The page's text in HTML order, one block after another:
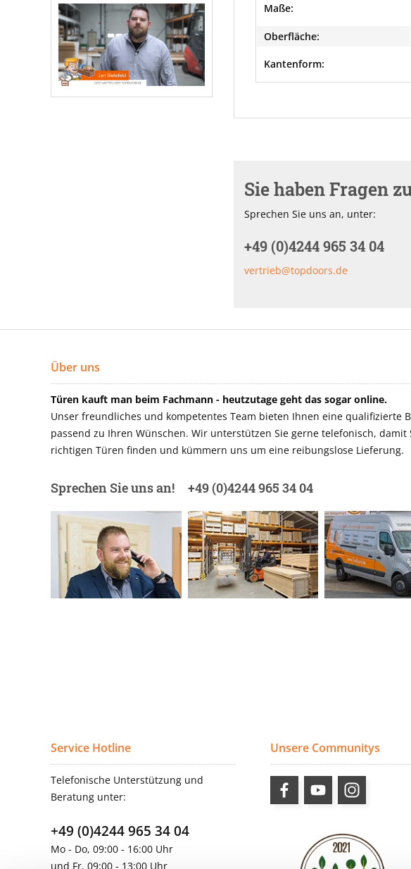
Maße:
Oberfläche:
Kantenform:
Sie haben Fragen
Sprechen Sie uns an, unter:
+49 (0)4244 965 34 04
vertrieb@topdoors.de
Über uns
Türen kauft man beim Fachmann - heutzutage geht das sogar online.
Unser freundliches und kompetentes Team bieten Ihnen eine qualifizierte
passend zu Ihren Wünschen. Wir unterstützen Sie gerne telefonisch, damit
richtigen Türen finden und kümmern uns um eine reibungslose Lieferung.
Sprechen Sie uns an! +49 (0)4244 965 34 04
Service Hotline
Telefonische Unterstützung und
Beratung unter:
+49 (0)4244 965 34 04
Mo - Do, 09:00 - 16:00 Uhr
und Fr, 09:00 - 13:00 Uhr
Unsere Communitys